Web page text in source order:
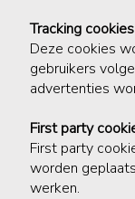
Tracking cookies
Deze cookies
gebruikers
advertenties
First party
First party
worden
werken.